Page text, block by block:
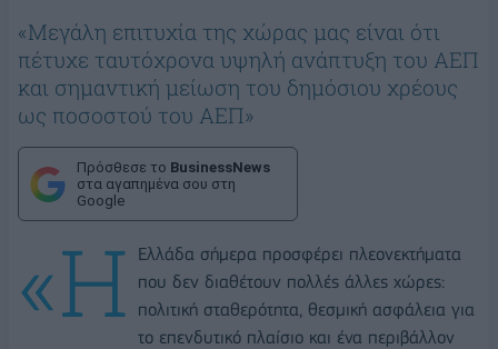
«Μεγάλη επιτυχία της χώρας μας είναι ότι
πέτυχε ταυτόχρονα υψηλή ανάπτυξη του ΑΕΠ
και σημαντική μείωση του δημόσιου χρέους
ως ποσοστού του ΑΕΠ»
Πρόσθεσε το BusinessNews
στα αγαπημένα σου στη
Google
«Η
Ελλάδα σήμερα προσφέρει πλεονεκτήματα
που δεν διαθέτουν πολλές άλλες χώρες:
πολιτική σταθερότητα, θεσμική ασφάλεια για
το επενδυτικό πλαίσιο και ένα περιβάλλον